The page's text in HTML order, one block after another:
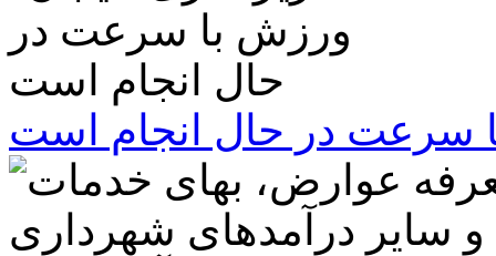
سرعت در حال انجام است